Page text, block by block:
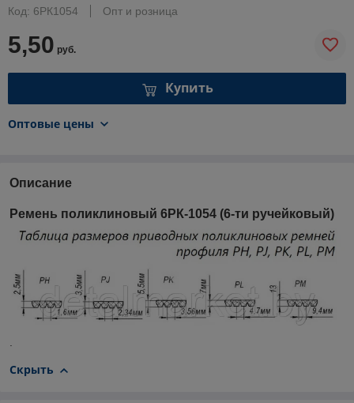
Код: 6РК1054
Опт и розница
5,50 руб.
Купить
Оптовые цены
Описание
Ремень поликлиновый 6РК-1054 (6-ти ручейковый)
.
Скрыть